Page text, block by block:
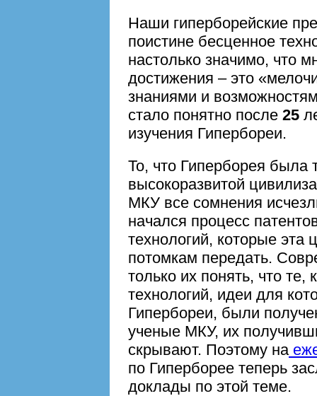
Наши гиперборейские
поистине бесценное
настолько значимо, что
достижения – это
знаниями и
стало понятно после 25
изучения Гипербореи.
То, что Гиперборея была
высокоразвитой
МКУ все сомнения
начался процесс
технологий, которые эта
потомкам передать.
только их понять, что
технологий, идеи для
Гипербореи, были
ученые МКУ, их
скрывают. Поэтому на
по Гиперборее теперь
доклады по этой теме.